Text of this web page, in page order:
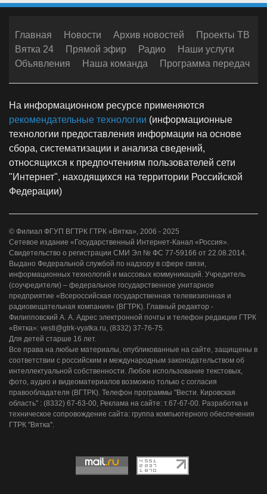
Главная Новости Архив новостей
Проекты ТВ
Вятка 24
Прямой эфир Радио
Наши услуги
Объявления
Наша команда Программа передач
На информационном ресурсе применяются
рекомендательные технологии (информационные
технологии предоставления информации на основе
сбора, систематизации и анализа сведений,
относящихся к предпочтениям пользователей сети
"Интернет", находящихся на территории Российской
Федерации)
© Филиал ФГУП ВГТРК ГТРК «Вятка», 2006 - 2025
Сетевое издание «Государственный Интернет-Канал «Россия».
Свидетельство о регистрации СМИ Эл № ФС 77-59166 от 22.08.2014.
Выдано Федеральной службой по надзору в сфере связи,
информационных технологий и массовых коммуникаций. Учредитель
(соучредители) – федеральное государственное унитарное
предприятие «Всероссийская государственная телевизионная и
радиовещательная компания» (ВГТРК). Главный редактор -
Филипповский А. А. Адрес электронной почты и телефон редакции ГТРК
«Вятка»: vesti@gtrk-vyatka.ru, (8332) 37-76-75.
Для детей старше 16 лет.
Все права на любые материалы, опубликованные на сайте, защищены в
соответствии с российским и международным законодательством об
интеллектуальной собственности. Любое использование текстовых,
фото, аудио и видеоматериалов возможно только с согласия
правообладателя (ВГТРК). Телефон программы "Вести. Кировская
область" : (8332) 67-63-00, Реклама на сайте: т.67-67-00. Разработка и
техническое сопровождение сайта: группа компьютерного обеспечения
ГТРК "Вятка".